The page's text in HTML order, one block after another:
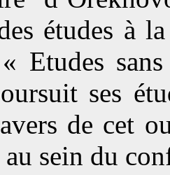
études à
Etudes
ses
de cet
sein du